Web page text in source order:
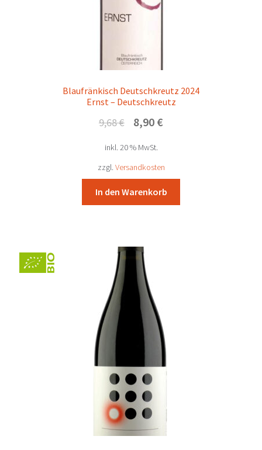
Blaufränkisch Deutschkreutz 2024
Ernst – Deutschkreutz
9,68€ Ursprünglicher
war:
9,68 €
8,90 €
inkl. 20 % MwSt.
zzgl. Versandkosten
In den Warenkorb